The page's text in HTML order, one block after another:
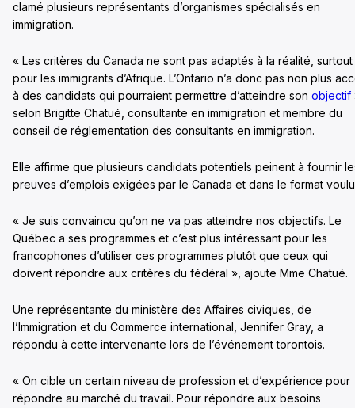
clamé plusieurs représentants d’organismes spécialisés en
immigration.
« Les critères du Canada ne sont pas adaptés à la réalité, surtout
pour les immigrants d’Afrique. L’Ontario n’a donc pas non plus
à des candidats qui pourraient permettre d’atteindre son objectif
selon Brigitte Chatué, consultante en immigration et membre du
conseil de réglementation des consultants en immigration.
Elle affirme que plusieurs candidats potentiels peinent à fournir
preuves d’emplois exigées par le Canada et dans le format
« Je suis convaincu qu’on ne va pas atteindre nos objectifs. Le
Québec a ses programmes et c’est plus intéressant pour les
francophones d’utiliser ces programmes plutôt que ceux qui
doivent répondre aux critères du fédéral », ajoute Mme Chatué.
Une représentante du ministère des Affaires civiques, de
l’Immigration et du Commerce international, Jennifer Gray, a
répondu à cette intervenante lors de l’événement torontois.
« On cible un certain niveau de profession et d’expérience pour
répondre au marché du travail. Pour répondre aux besoins